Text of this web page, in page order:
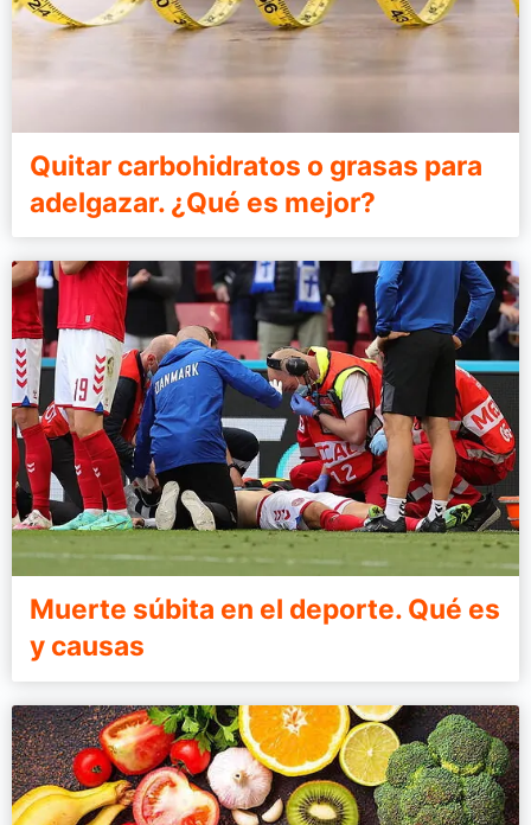
Quitar carbohidratos o grasas para
adelgazar. ¿Qué es mejor?
Muerte súbita en el deporte. Qué es
y causas